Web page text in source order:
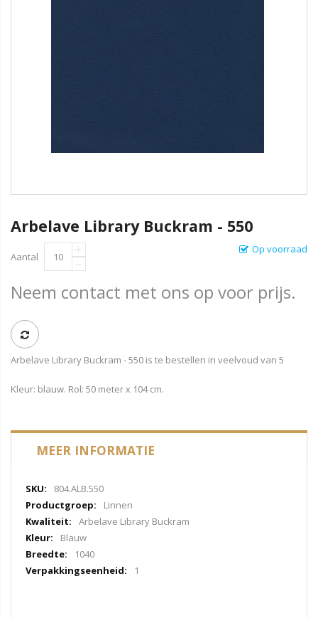
Arbelave Library Buckram - 550
Op voorraad
Aantal
Neem contact met ons op voor prijs.
Arbelave Library Buckram - 550 is te bestellen in veelvoud van 5
Kleur: blauw. Rol: 50 meter x 104 cm.
MEER INFORMATIE
Meer
informatie
804.ALB.550
Linnen
Arbelave Library Buckram
Blauw
1040
1